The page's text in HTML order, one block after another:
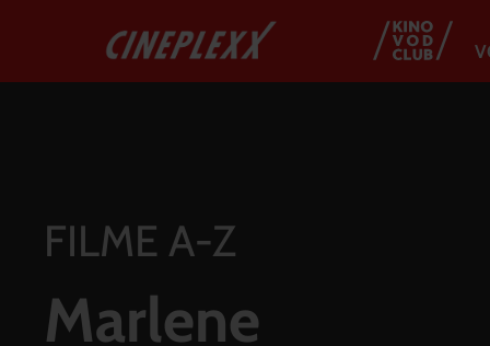
FILME A-Z
Marlene